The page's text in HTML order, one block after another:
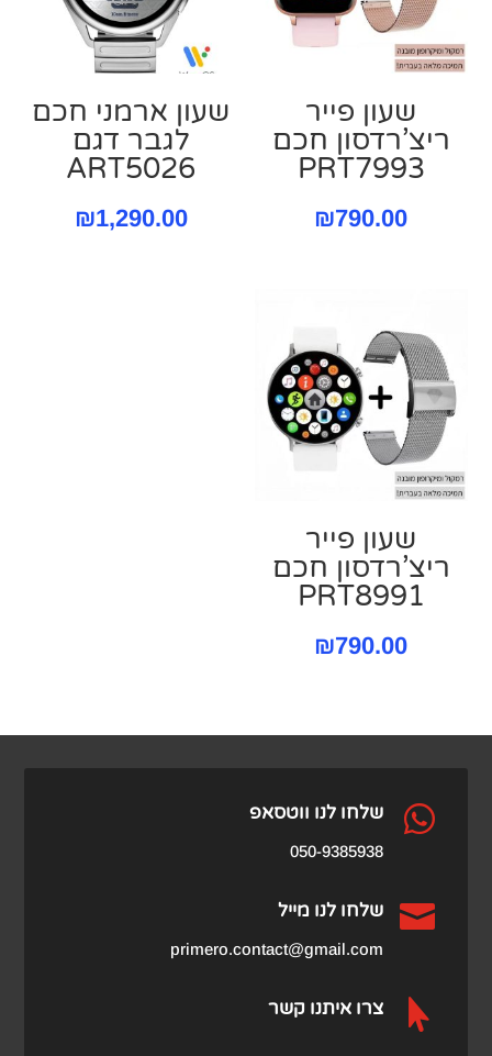
שעון פייר
ריצ’רדסון חכם
PRT7993
₪790.00
שעון ארמני חכם
לגבר דגם
ART5026
₪1,290.00
שעון פייר
ריצ’רדסון חכם
PRT8991
₪790.00
 שלחו לנו ווטסאפ
050-9385938
 שלחו לנו מייל
primero.contact@gmail.com
 צרו איתנו קשר